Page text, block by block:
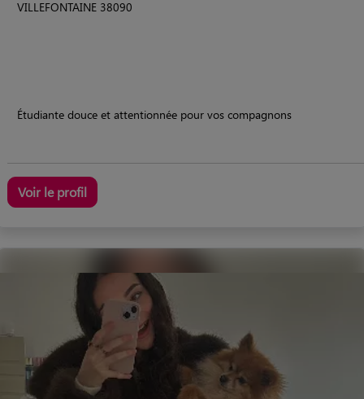
VILLEFONTAINE 38090
Étudiante douce et attentionnée pour vos compagnons
Voir le profil